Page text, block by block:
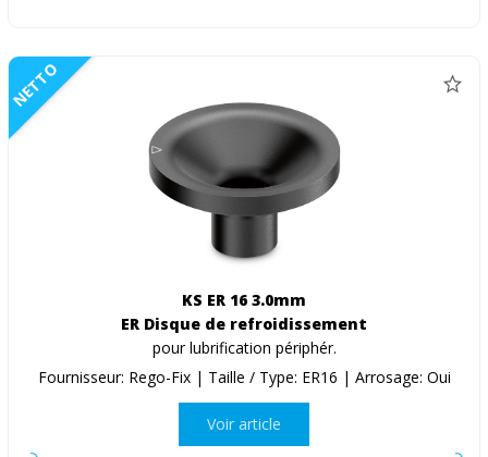
NETTO
KS ER 16 3.0mm
ER Disque de refroidissement
pour lubrification périphér.
Fournisseur: Rego-Fix | Taille / Type: ER16 | Arrosage: Oui
Voir article